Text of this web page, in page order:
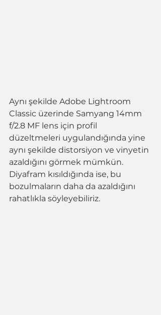
Aynı şekilde Adobe Lightroom
Classic üzerinde Samyang 14mm
f/2.8 MF lens için profil
düzeltmeleri uygulandığında yine
aynı şekilde distorsiyon ve vinyetin
azaldığını görmek mümkün.
Diyafram kısıldığında ise, bu
bozulmaların daha da azaldığını
rahatlıkla söyleyebiliriz.